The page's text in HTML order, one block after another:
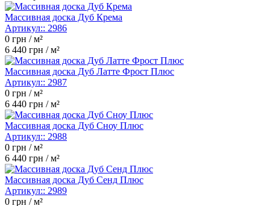
Массивная доска Дуб Крема
Артикул:: 2986
0 грн / м²
6 440 грн / м²
Массивная доска Дуб Латте Фрост Плюс
Артикул:: 2987
0 грн / м²
6 440 грн / м²
Массивная доска Дуб Сноу Плюс
Артикул:: 2988
0 грн / м²
6 440 грн / м²
Массивная доска Дуб Сенд Плюс
Артикул:: 2989
0 грн / м²